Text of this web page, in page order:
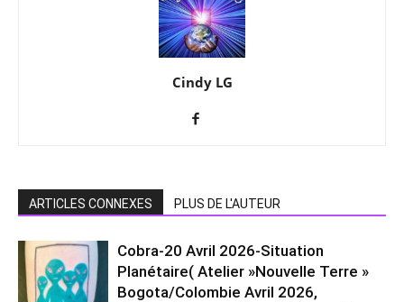
Cindy LG
ARTICLES CONNEXES PLUS DE L'AUTEUR
Cobra-20 Avril 2026-Situation
Planétaire( Atelier »Nouvelle Terre »
Bogota/Colombie Avril 2026,